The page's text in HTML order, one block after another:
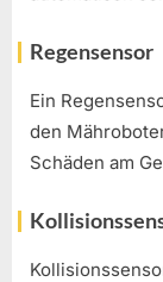
Regensensor
Ein
den
Schäden am